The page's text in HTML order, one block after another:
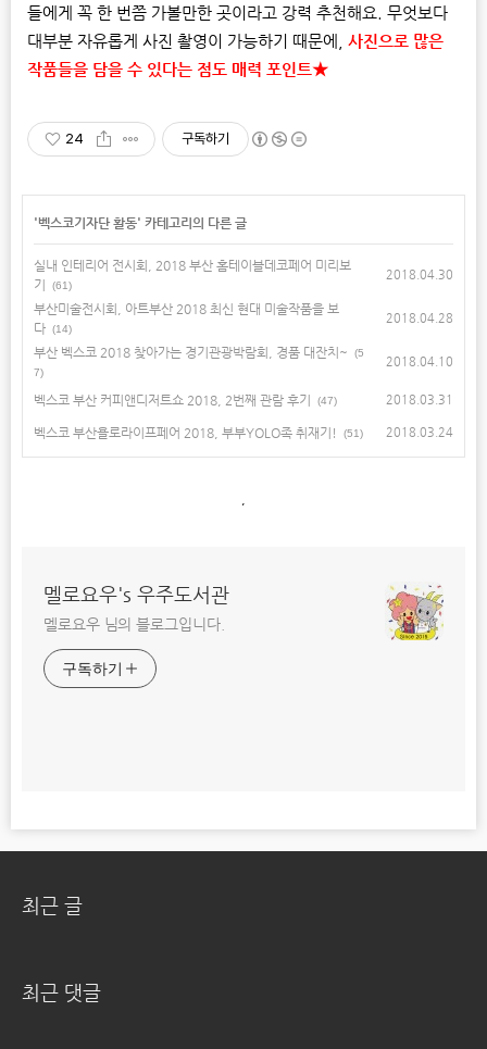
들에게 꼭 한 번쯤 가볼만한 곳이라고 강력 추천해요. 무엇보다
대부분 자유롭게 사진 촬영이 가능하기 때문에, 사진으로 많은
작품들을 담을 수 있다는 점도 매력 포인트★
24 구독하기
'벡스코기자단 활동' 카테고리의 다른 글
실내 인테리어 전시회, 2018 부산 홈테이블데코페어 미리보
기
(61)
2018.04.30
부산미술전시회, 아트부산 2018 최신 현대 미술작품을 보
다 (14)
2018.04.28
부산 벡스코 2018 찾아가는 경기관광박람회, 경품 대잔치~
(5
7)
2018.04.10
벡스코 부산 커피앤디저트쇼 2018, 2번째 관람 후기 (47) 2018.03.31
벡스코 부산욜로라이프페어 2018, 부부YOLO족 취재기! (51) 2018.03.24
멜로요우's 우주도서관
멜로요우 님의 블로그입니다.
구독하기
최근 글
최근 댓글